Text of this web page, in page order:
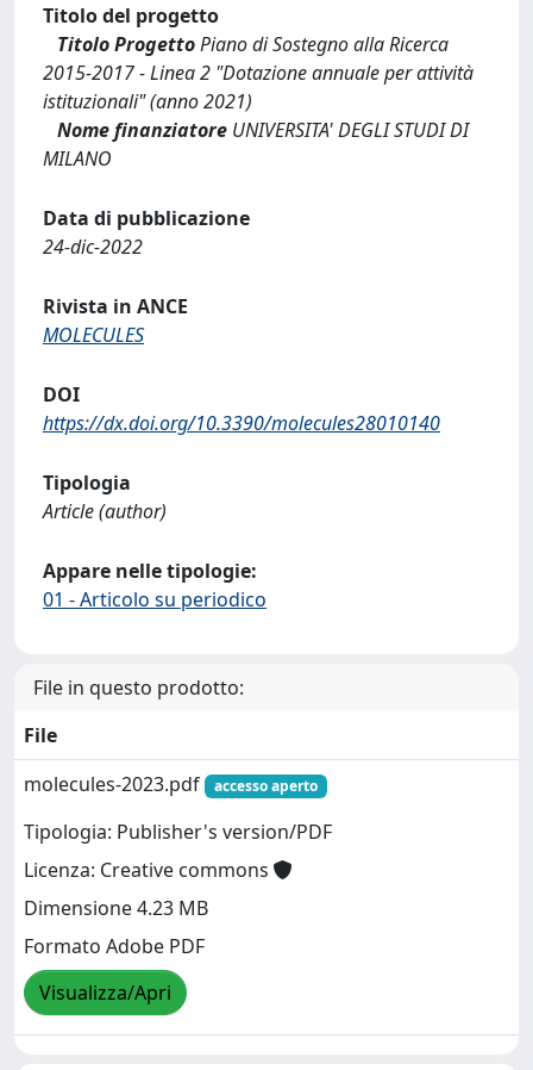
Titolo del progetto
Titolo ProgettoPiano di Sostegno alla Ricerca
2015-2017 - Linea 2 "Dotazione annuale per attività
istituzionali" (anno 2021)
Nome finanziatore UNIVERSITA' DEGLI STUDI DI
MILANO
Data di pubblicazione
24-dic-2022
Rivista in ANCE
MOLECULES
DOI
https://dx.doi.org/10.3390/molecules28010140
Tipologia
Article (author)
Appare nelle tipologie:
01 - Articolo su periodico
File in questo prodotto:
File
molecules-2023.pdf
accesso aperto
Tipologia: Publisher's version/PDF
Licenza: Creative commons
Dimensione 4.23 MB
Formato Adobe PDF
Visualizza/Apri